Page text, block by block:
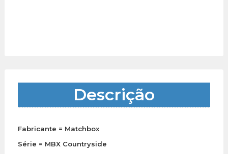
Descrição
Fabricante = Matchbox
Série = MBX Countryside